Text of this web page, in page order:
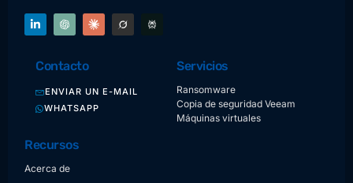
Contacto
ENVIAR UN E-MAIL
WHATSAPP
Servicios
Ransomware
Copia de seguridad Veeam
Máquinas virtuales
Recursos
Acerca de